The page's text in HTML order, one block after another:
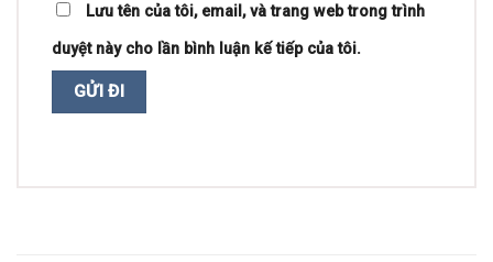
Lưu tên của tôi, email, và trang web trong trình
duyệt này cho lần bình luận kế tiếp của tôi.